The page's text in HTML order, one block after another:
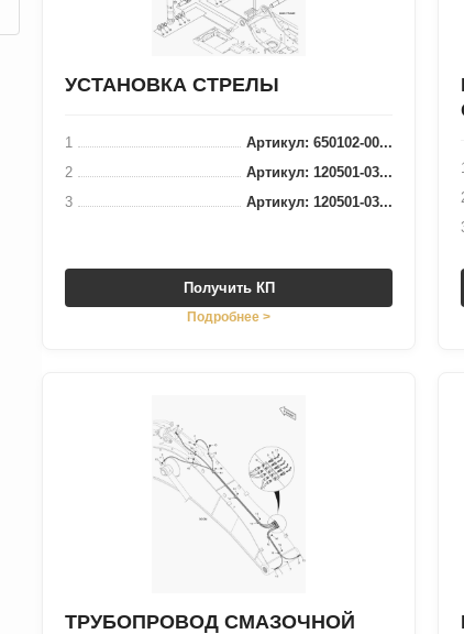
УСТАНОВКА СТРЕЛЫ
1
Артикул: 650102-00...
2
Артикул: 120501-03...
3
Артикул: 120501-03...
Получить КП
Подробнее >
ТРУБОПРОВОД СМАЗОЧНОЙ